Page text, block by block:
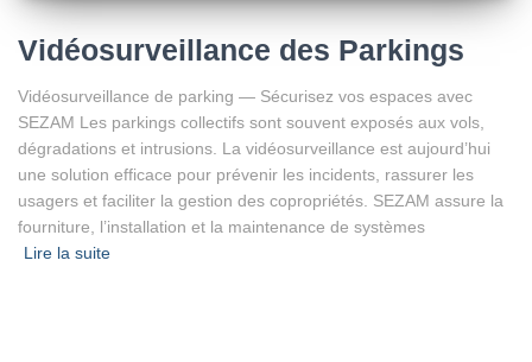
Vidéosurveillance des Parkings
Vidéosurveillance de parking — Sécurisez vos espaces avec
SEZAM Les parkings collectifs sont souvent exposés aux vols,
dégradations et intrusions. La vidéosurveillance est aujourd’hui
une solution efficace pour prévenir les incidents, rassurer les
usagers et faciliter la gestion des copropriétés. SEZAM assure la
fourniture, l’installation et la maintenance de systèmes
Lire la suite